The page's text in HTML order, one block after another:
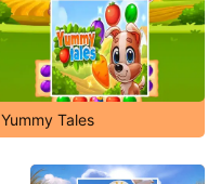
Yummy Tales